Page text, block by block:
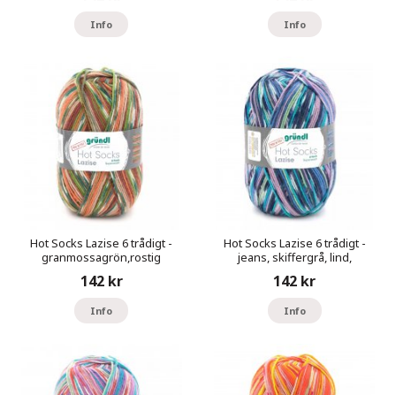
Info Info
Hot Socks Lazise 6 trådigt -
granmossagrön,rostig
142 kr
Info
Hot Socks Lazise 6 trådigt -
jeans, skiffergrå, lind,
142 kr
Info